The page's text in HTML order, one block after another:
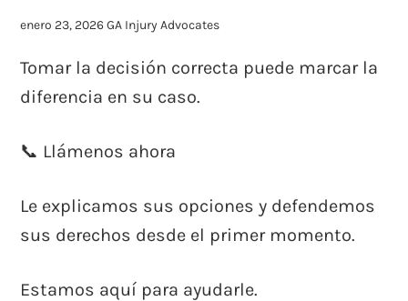
enero 23, 2026GA Injury Advocates
Tomar la decisión correcta puede marcar la
diferencia en su caso.
📞 Llámenos ahora
Le explicamos sus opciones y defendemos
sus derechos desde el primer momento.
Estamos aquí para ayudarle.